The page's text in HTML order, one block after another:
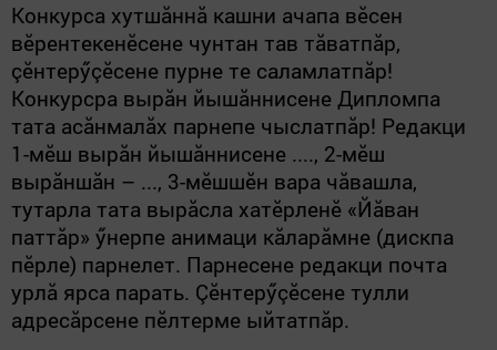
Конкурса хутшăннă кашни ачапа вӗсен
вӗрентекенӗсене чунтан тав тăватпăр,
çӗнтерӳçӗсене пурне те саламлатпăр!
Конкурсра вырăн йышăннисене Дипломпа
тата асăнмалăх парнепе чыслатпăр! Редакци
1-мӗш вырăн йышăннисене ...., 2-мӗш
вырăншăн – ..., 3-мӗшшӗн вара чăвашла,
тутарла тата вырăсла хатӗрленӗ «Йăван
паттăр» ӳнерпе анимаци кăларăмне (дискпа
пӗрле) парнелет. Парнесене редакци почта
урлă ярса парать. Çӗнтерӳçӗсене тулли
адресăрсене пӗлтерме ыйтатпăр.